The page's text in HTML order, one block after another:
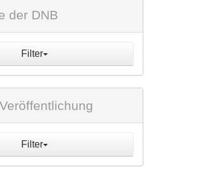
der DNB
Filter
Filter